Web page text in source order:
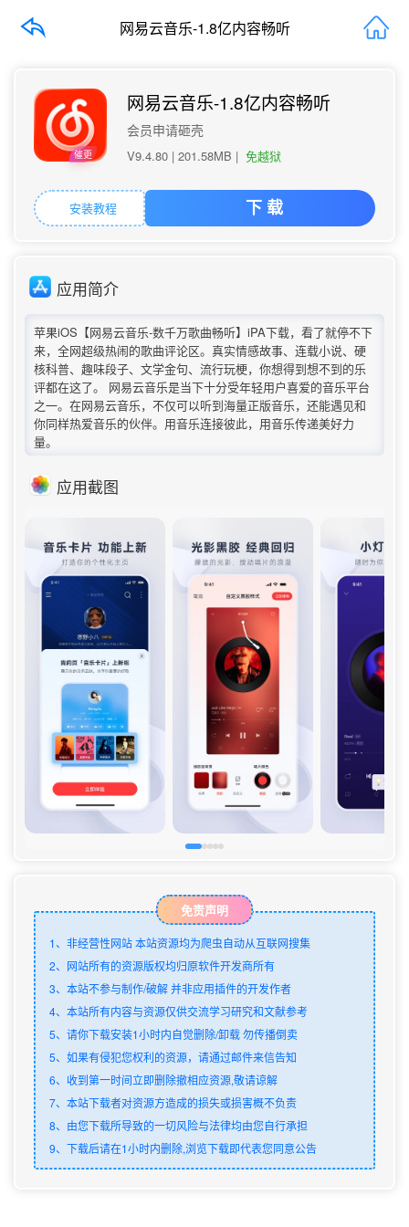
网易云音乐-1.8亿内容畅听
催更
网易云音乐-1.8亿内容畅听
会员申请砸壳
V9.4.80 | 201.58MB | 免越狱
安装教程 下 载
应用简介
苹果iOS【网易云音乐-数千万歌曲畅听】iPA下载，看了就停不下
来，全网超级热闹的歌曲评论区。真实情感故事、连载小说、硬
核科普、趣味段子、文学金句、流行玩梗，你想得到想不到的乐
评都在这了。 网易云音乐是当下十分受年轻用户喜爱的音乐平台
之一。在网易云音乐，不仅可以听到海量正版音乐，还能遇见和
你同样热爱音乐的伙伴。用音乐连接彼此，用音乐传递美好力
量。
应用截图
免责声明
1、非经营性网站 本站资源均为爬虫自动从互联网搜集
2、网站所有的资源版权均归原软件开发商所有
3、本站不参与制作/破解 并非应用插件的开发作者
4、本站所有内容与资源仅供交流学习研究和文献参考
5、请你下载安装1小时内自觉删除/卸载 勿传播倒卖
5、如果有侵犯您权利的资源，请通过邮件来信告知
6、收到第一时间立即删除撤相应资源,敬请谅解
7、本站下载者对资源方造成的损失或损害概不负责
8、由您下载所导致的一切风险与法律均由您自行承担
9、下载后请在1小时内删除,浏览下载即代表您同意公告